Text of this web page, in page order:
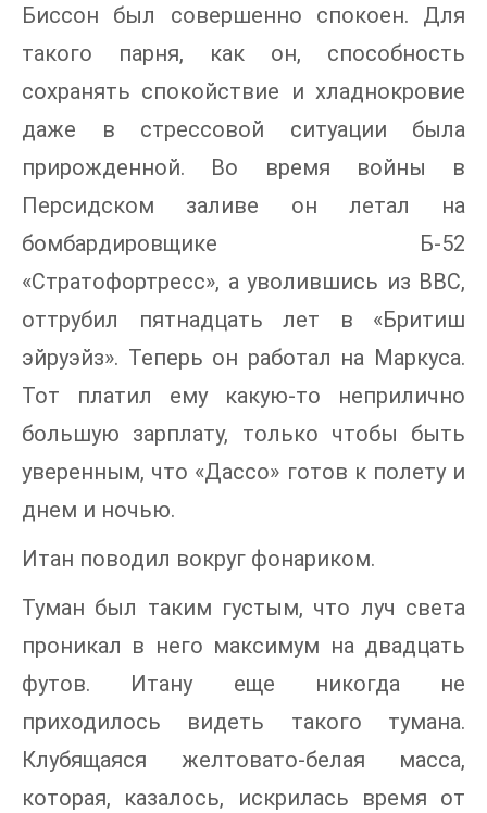
Биссон был совершенно спокоен. Для
такого парня, как он, способность
сохранять спокойствие и хладнокровие
даже в стрессовой ситуации была
прирожденной. Во время войны в
Персидском заливе он летал на
бомбардировщике Б-52
«Стратофортресс», а уволившись из ВВС,
оттрубил пятнадцать лет в «Бритиш
эйруэйз». Теперь он работал на Маркуса.
Тот платил ему какую-то неприлично
большую зарплату, только чтобы быть
уверенным, что «Дассо» готов к полету и
днем и ночью.
Итан поводил вокруг фонариком.
Туман был таким густым, что луч света
проникал в него максимум на двадцать
футов. Итану еще никогда не
приходилось видеть такого тумана.
Клубящаяся желтовато-белая масса,
которая, казалось, искрилась время от